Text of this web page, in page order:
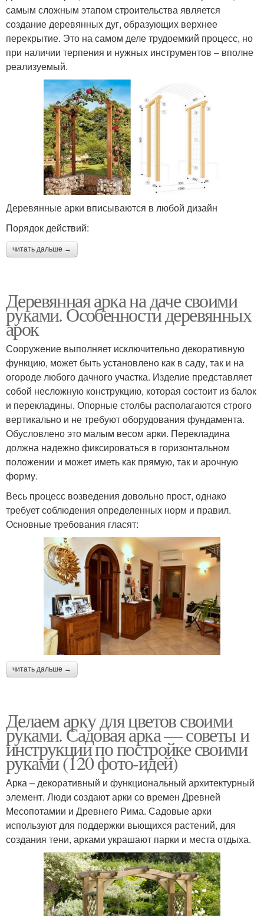
самым сложным этапом строительства является
создание деревянных дуг, образующих верхнее
перекрытие. Это на самом деле трудоемкий процесс, но
при наличии терпения и нужных инструментов – вполне
реализуемый.
Деревянные арки вписываются в любой дизайн
Порядок действий:
читать дальше →
Деревянная арка на даче своими
руками. Особенности деревянных
арок
Сооружение выполняет исключительно декоративную
функцию, может быть установлено как в саду, так и на
огороде любого дачного участка. Изделие представляет
собой несложную конструкцию, которая состоит из балок
и перекладины. Опорные столбы располагаются строго
вертикально и не требуют оборудования фундамента.
Обусловлено это малым весом арки. Перекладина
должна надежно фиксироваться в горизонтальном
положении и может иметь как прямую, так и арочную
форму.
Весь процесс возведения довольно прост, однако
требует соблюдения определенных норм и правил.
Основные требования гласят:
читать дальше →
Делаем арку для цветов своими
руками. Садовая арка — советы и
инструкции по постройке своими
руками (120 фото-идей)
Арка – декоративный и функциональный архитектурный
элемент. Люди создают арки со времен Древней
Месопотамии и Древнего Рима. Садовые арки
используют для поддержки вьющихся растений, для
создания тени, арками украшают парки и места отдыха.